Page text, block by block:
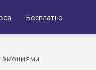
Бесплатно
ЭМОЦИЯМИ